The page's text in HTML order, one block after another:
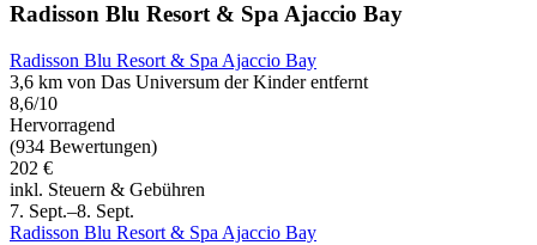
Radisson Blu Resort & Spa Ajaccio Bay
Radisson Blu Resort & Spa Ajaccio Bay
3,6 km von Das Universum der Kinder entfernt
8,6/10
Hervorragend
(934 Bewertungen)
202 €
inkl. Steuern & Gebühren
7. Sept.–8. Sept.
Radisson Blu Resort & Spa Ajaccio Bay